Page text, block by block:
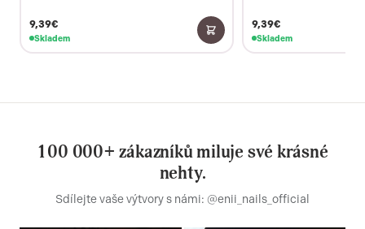
9,39€
Skladem
9,39€
Skladem
100 000+ zákazníků miluje své krásné
nehty.
Sdílejte vaše výtvory s námi: @enii_nails_official